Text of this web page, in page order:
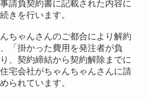
請負契約書に記載された内容に
きを行います。
ちゃんさんのご都合により解約
「掛かった費用を発注者が負
、契約締結から契約解除までに
宅会社がちゃんちゃんさんに請
られています。